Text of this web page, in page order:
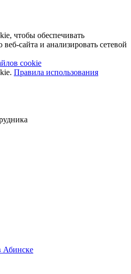
чтобы обеспечивать
сайта и анализировать сетевой
cookie
Правила использования
Абинске